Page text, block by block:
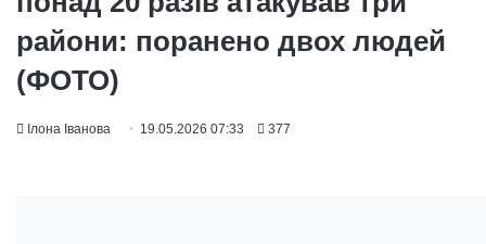
райони: поранено двох людей
(ФОТО)
Ілона Іванова 19.05.2026 07:33 377